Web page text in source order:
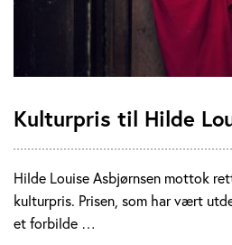
Kulturpris til Hilde
Hilde Louise Asbjørnsen mottok
kulturpris. Prisen, som har vært
et forbilde …